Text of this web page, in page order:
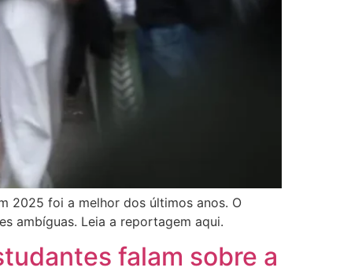
2025 foi a melhor dos últimos anos. O
ambíguas. Leia a reportagem aqui.
falam sobre a